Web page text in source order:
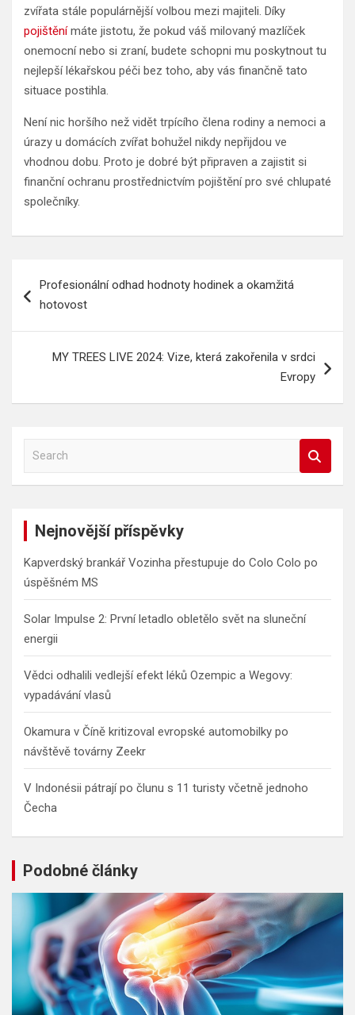
zvířata stále populárnější volbou mezi majiteli. Díky
pojištěnímáte jistotu, že pokud váš milovaný mazlíček
onemocní nebo si zraní, budete schopni mu poskytnout tu
nejlepší lékařskou péči bez toho, aby vás finančně tato
situace postihla.
Není nic horšího než vidět trpícího člena rodiny a nemoci a
úrazy u domácích zvířat bohužel nikdy nepřijdou ve
vhodnou dobu. Proto je dobré být připraven a zajistit si
finanční ochranu prostřednictvím pojištění pro své chlupaté
společníky.
proProfesionální odhad hodnoty hodinek a okamžitá
hotovost
MY TREES LIVE 2024: Vize, která zakořenila v srdci
Evropy
a
Nejnovější příspěvky
Kapverdský brankář Vozinha přestupuje do Colo Colo po
úspěšném MS
Solar Impulse 2: První letadlo obletělo svět na sluneční
energii
Vědci odhalili vedlejší efekt léků Ozempic a Wegovy:
vypadávání vlasů
Okamura v Číně kritizoval evropské automobilky po
návštěvě továrny Zeekr
V Indonésii pátrají po člunu s 11 turisty včetně jednoho
Čecha
Podobné články